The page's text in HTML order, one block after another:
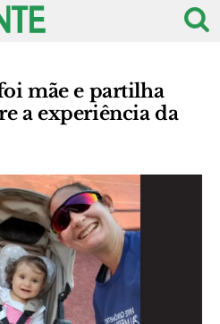
mãe e partilha
a experiência da